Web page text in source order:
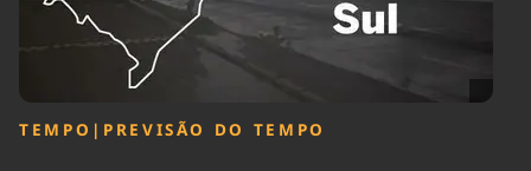
TEMPO | PREVISÃO DO TEMPO